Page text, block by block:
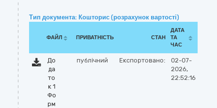
Тип документа: Кошторис (розрахунок вартості)
ФАЙЛ ПРИВАТНІСТЬ СТАН
ДАТА
ТА
ЧАС
До
да
то
к 1
Фо
рм
публічний Експортовано:
02-07-
2026,
22:52:16